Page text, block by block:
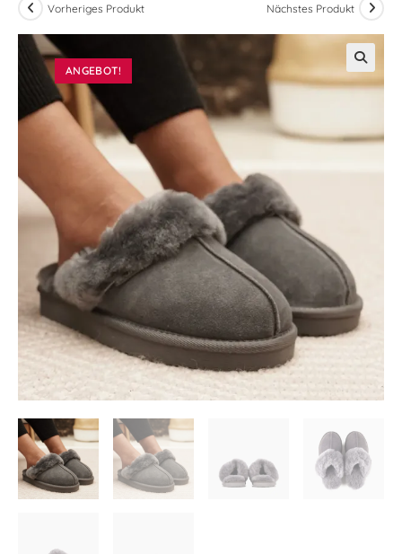
ANGEBOT!
Vorheriges Produkt Nächstes Produkt